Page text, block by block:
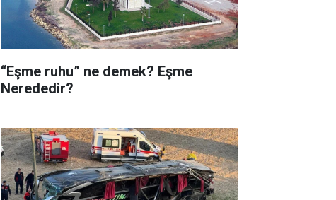
“Eşme ruhu” ne demek? Eşme
Nerededir?